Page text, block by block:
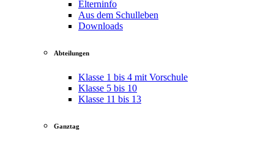
Elterninfo
Aus dem Schulleben
Downloads
Abteilungen
Klasse 1 bis 4 mit Vorschule
Klasse 5 bis 10
Klasse 11 bis 13
Ganztag